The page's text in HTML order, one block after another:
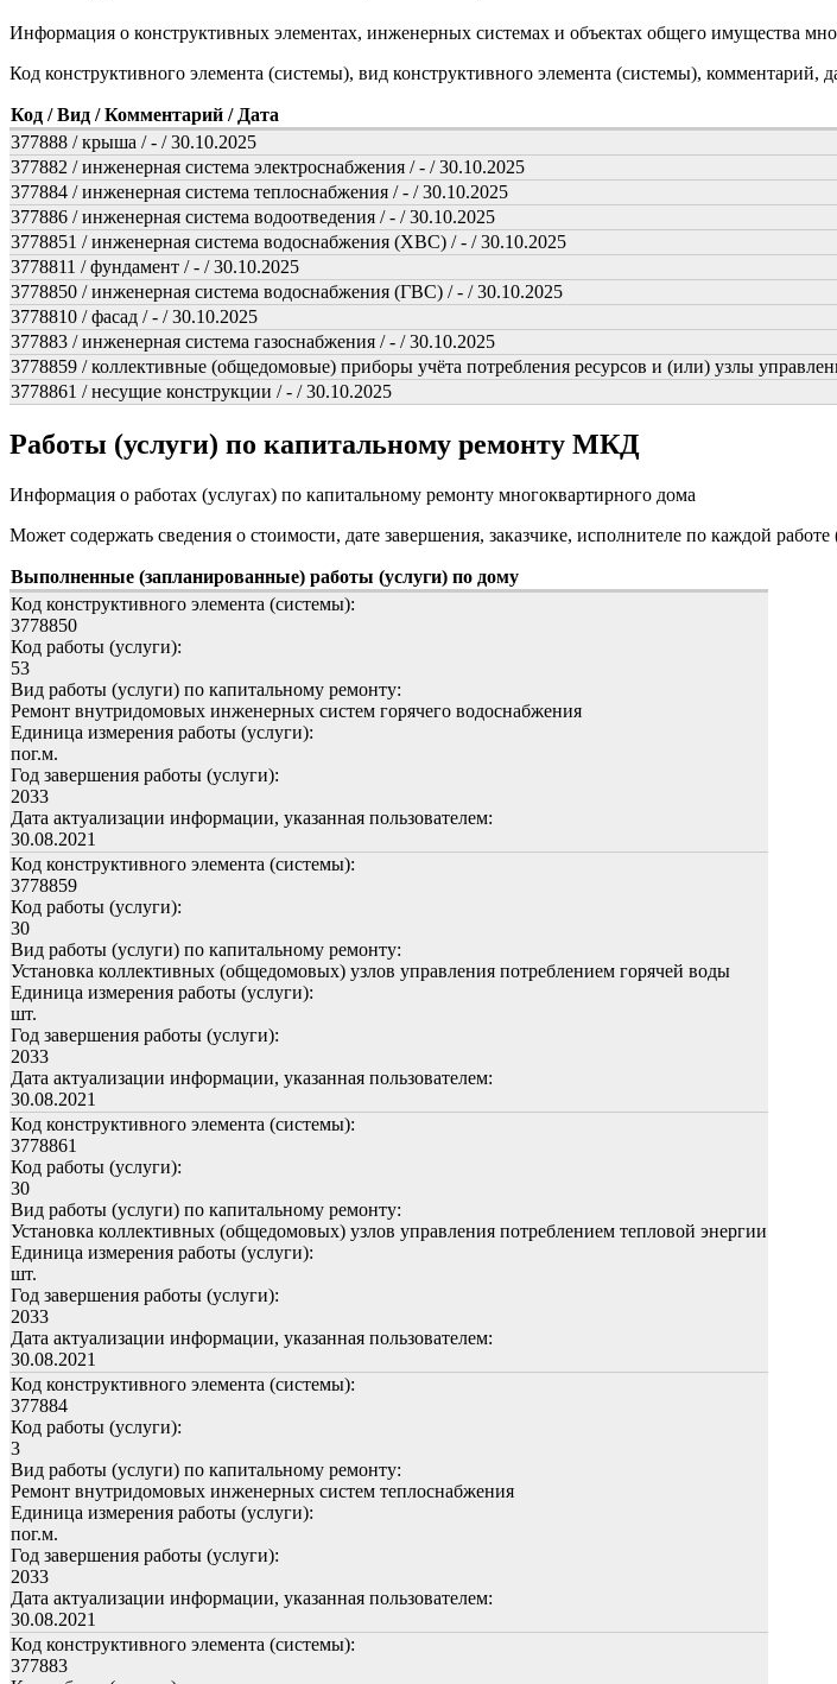
Информация о конструктивных элементах, инженерных системах и объектах общего имущества
Код конструктивного элемента (системы), вид конструктивного элемента (системы), комментарий,
Код / Вид / Комментарий / Дата
377888 / крыша / - / 30.10.2025
377882 / инженерная система электроснабжения / - / 30.10.2025
377884 / инженерная система теплоснабжения / - / 30.10.2025
377886 / инженерная система водоотведения / - / 30.10.2025
3778851 / инженерная система водоснабжения (ХВС) / - / 30.10.2025
3778811 / фундамент / - / 30.10.2025
3778850 / инженерная система водоснабжения (ГВС) / - / 30.10.2025
3778810 / фасад / - / 30.10.2025
377883 / инженерная система газоснабжения / - / 30.10.2025
3778859 / коллективные (общедомовые) приборы учёта потребления ресурсов и (или) узлы
3778861 / несущие конструкции / - / 30.10.2025
Работы (услуги) по капитальному ремонту МКД
Информация о работах (услугах) по капитальному ремонту многоквартирного дома
Может содержать сведения о стоимости, дате завершения, заказчике, исполнителе по каждой работе
Выполненные (запланированные) работы (услуги) по дому
Код конструктивного элемента (системы):
3778850
Код работы (услуги):
53
Вид работы (услуги) по капитальному ремонту:
Ремонт внутридомовых инженерных систем горячего водоснабжения
Единица измерения работы (услуги):
пог.м.
Год завершения работы (услуги):
2033
Дата актуализации информации, указанная пользователем:
30.08.2021
Код конструктивного элемента (системы):
3778859
Код работы (услуги):
30
Вид работы (услуги) по капитальному ремонту:
Установка коллективных (общедомовых) узлов управления потреблением горячей воды
Единица измерения работы (услуги):
шт.
Год завершения работы (услуги):
2033
Дата актуализации информации, указанная пользователем:
30.08.2021
Код конструктивного элемента (системы):
3778861
Код работы (услуги):
30
Вид работы (услуги) по капитальному ремонту:
Установка коллективных (общедомовых) узлов управления потреблением тепловой энергии
Единица измерения работы (услуги):
шт.
Год завершения работы (услуги):
2033
Дата актуализации информации, указанная пользователем:
30.08.2021
Код конструктивного элемента (системы):
377884
Код работы (услуги):
3
Вид работы (услуги) по капитальному ремонту:
Ремонт внутридомовых инженерных систем теплоснабжения
Единица измерения работы (услуги):
пог.м.
Год завершения работы (услуги):
2033
Дата актуализации информации, указанная пользователем:
30.08.2021
Код конструктивного элемента (системы):
377883